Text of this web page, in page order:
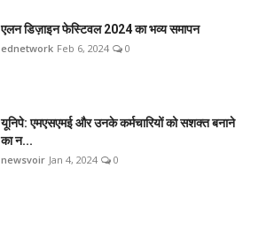
एलन डिज़ाइन फेस्टिवल 2024 का भव्य समापन
ednetwork Feb 6, 2024 0
यूनिपे: एमएसएमई और उनके कर्मचारियों को सशक्त बनाने
का न...
newsvoir Jan 4, 2024 0